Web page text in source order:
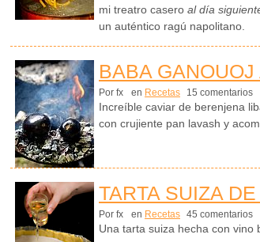
mi treatro casero al día
un auténtico ragú napolitano.
BABA
Por fx en Recetas 15 comentarios
Increíble caviar de berenjena
con crujiente pan lavash y
TARTA SUIZA
Por fx en Recetas 45 comentarios
Una tarta suiza hecha con vino